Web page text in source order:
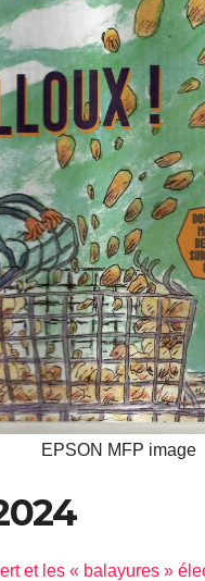
EPSON MFP image
et les « balayures »